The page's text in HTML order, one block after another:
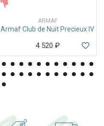
ARMAF
Armaf Club de Nuit Precieux IV
4 520 ₽